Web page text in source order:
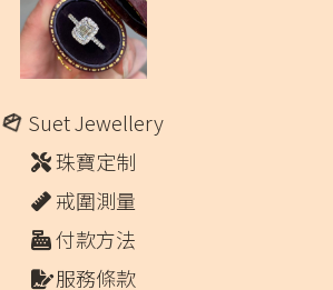
Suet Jewellery
珠寶定制
戒圍測量
付款方法
服務條款